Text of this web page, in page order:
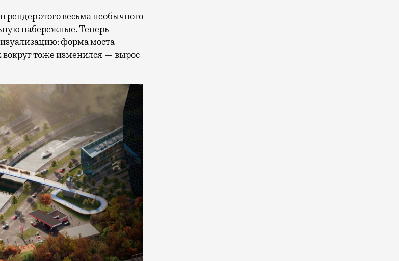
этого весьма необычного
набережные. Теперь
форма моста
вокруг тоже изменился — вырос